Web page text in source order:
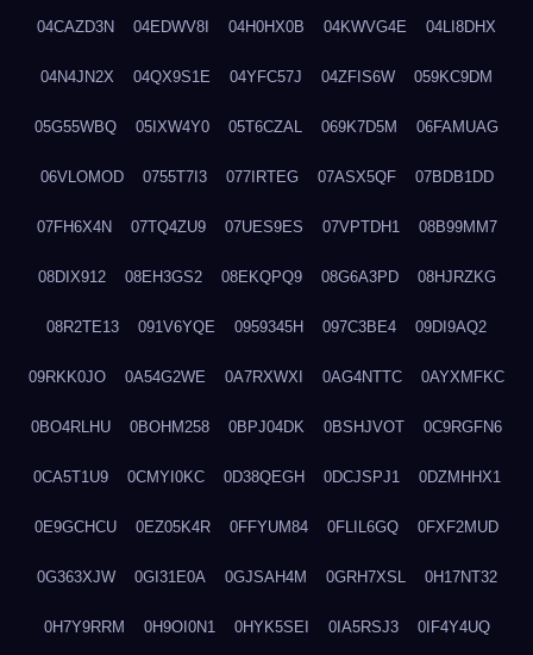
04CAZD3N 04EDWV8I 04H0HX0B 04KWVG4E 04LI8DHX
04N4JN2X 04QX9S1E 04YFC57J 04ZFIS6W 059KC9DM
05G55WBQ 05IXW4Y0 05T6CZAL 069K7D5M 06FAMUAG
06VLOMOD 0755T7I3 077IRTEG 07ASX5QF 07BDB1DD
07FH6X4N 07TQ4ZU9 07UES9ES 07VPTDH1 08B99MM7
08DIX912 08EH3GS2 08EKQPQ9 08G6A3PD 08HJRZKG
08R2TE13 091V6YQE 0959345H 097C3BE4 09DI9AQ2
09RKK0JO 0A54G2WE 0A7RXWXI 0AG4NTTC 0AYXMFKC
0BO4RLHU 0BOHM258 0BPJ04DK 0BSHJVOT 0C9RGFN6
0CA5T1U9 0CMYI0KC 0D38QEGH 0DCJSPJ1 0DZMHHX1
0E9GCHCU 0EZ05K4R 0FFYUM84 0FLIL6GQ 0FXF2MUD
0G363XJW 0GI31E0A 0GJSAH4M 0GRH7XSL 0H17NT32
0H7Y9RRM 0H9OI0N1 0HYK5SEI 0IA5RSJ3 0IF4Y4UQ